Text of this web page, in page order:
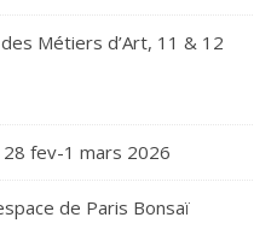
Métiers d’Art, 11 & 12
fev-1 mars 2026
de Paris Bonsaï